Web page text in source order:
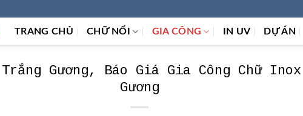
TRANG CHỦ CHỮ NỔI GIA CÔNG IN UV DỰ ÁN
Gương, Báo Giá Gia Công Chữ
Gương